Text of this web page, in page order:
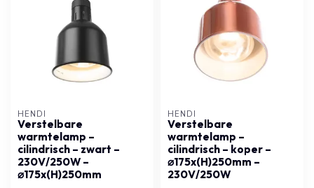
HENDI
Verstelbare
warmtelamp –
cilindrisch – zwart –
230V/250W –
⌀175x(H)250mm
HENDI
Verstelbare
warmtelamp –
cilindrisch – koper –
⌀175x(H)250mm –
230V/250W